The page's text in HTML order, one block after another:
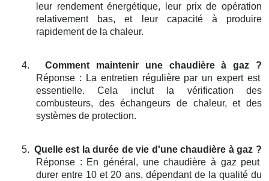
leur rendement énergétique, leur prix de opération
relativement bas, et leur capacité à produire
rapidement de la chaleur.
4.
Comment maintenir une chaudière à gaz ?
Réponse : La entretien régulière par un expert est
essentielle. Cela inclut la vérification des
combusteurs, des échangeurs de chaleur, et des
systèmes de protection.
5. Quelle est la durée de vie d'une chaudière à gaz ?
Réponse : En général, une chaudière à gaz peut
durer entre 10 et 20 ans, dépendant de la qualité du